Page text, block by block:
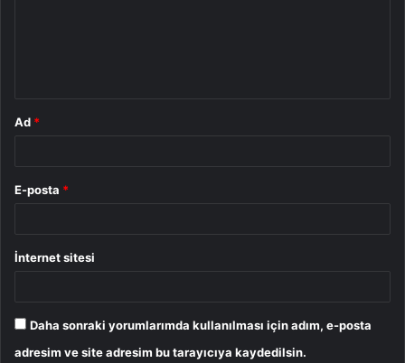
Ad *
E-posta *
İnternet sitesi
Daha sonraki yorumlarımda kullanılması için adım, e-posta
adresim ve site adresim bu tarayıcıya kaydedilsin.